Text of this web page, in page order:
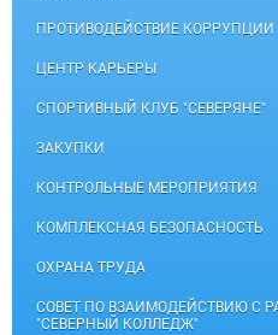
ПРОТИВОДЕЙСТВИЕ КОРРУПЦИИ
ЦЕНТР КАРЬЕРЫ
СПОРТИВНЫЙ КЛУБ "СЕВЕРЯНЕ"
ЗАКУПКИ
КОНТРОЛЬНЫЕ МЕРОПРИЯТИЯ
КОМПЛЕКСНАЯ БЕЗОПАСНОСТЬ
ОХРАНА ТРУДА
СОВЕТ ПО ВЗАИМОДЕЙСТВИЮ С
"СЕВЕРНЫЙ КОЛЛЕДЖ"